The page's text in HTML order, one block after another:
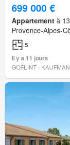
699 000 €
Appartement à
Provence-Alpes-
5
Il y a 11 jours
GOFLINT -